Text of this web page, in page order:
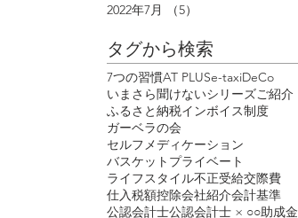
2022年7月
（5）
タグから検索
7つの習慣AT PLUSe-taxiDeCo
いまさら聞けないシリーズご紹介
ふるさと納税インボイス制度
ガーベラの会
セルフメディケーション
バスケット プライベート
ライフスタイル不正受給交際費
仕入税額控除会社紹介会計基準
公認会計士公認会計士 × ○○助成金